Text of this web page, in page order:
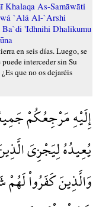
Khalaqa As-Samāwāti
`Alá Al-`Arshi
'Idhnihi Dhalikumu
en seis días. Luego, se
interceder sin Su
que no os dejaréis
إِلَيْهِ مَرْجِعُكُمْ
يُعِيدُهُ لِيَجْزِيَ
وَالَّذِينَ كَفَرُواْ